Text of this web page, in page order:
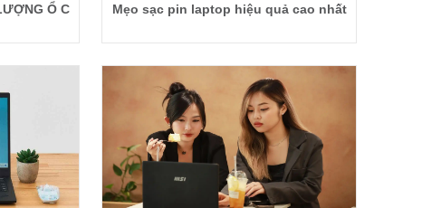
Ổ C Mẹo sạc pin laptop hiệu quả cao nhất